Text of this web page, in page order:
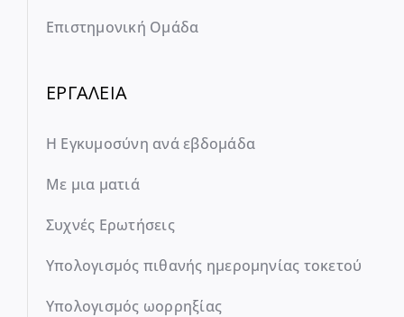
Επιστημονική Ομάδα
ΕΡΓΑΛΕΙΑ
Η Εγκυμοσύνη ανά εβδομάδα
Με μια ματιά
Συχνές Ερωτήσεις
Υπολογισμός πιθανής ημερομηνίας τοκετού
Υπολογισμός ωορρηξίας